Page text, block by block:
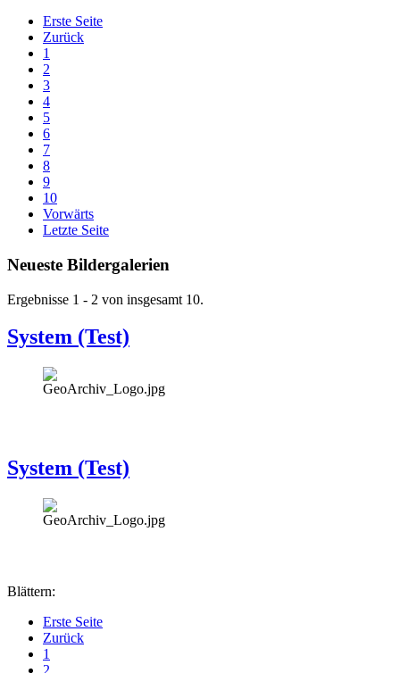
Erste Seite
Zurück
1
2
3
4
5
6
7
8
9
10
Vorwärts
Letzte Seite
Neueste Bildergalerien
Ergebnisse 1 - 2 von insgesamt 10.
System (Test)
System (Test)
Blättern:
Erste Seite
Zurück
1